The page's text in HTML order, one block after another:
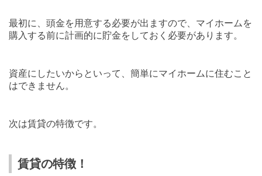
最初に、頭金を用意する必要が出ますので、マイホームを
購入する前に計画的に貯金をしておく必要があります。
資産にしたいからといって、簡単にマイホームに住むこと
はできません。
次は賃貸の特徴です。
賃貸の特徴！